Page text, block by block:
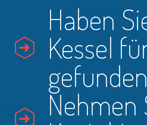
Haben
Kessel
Nehmen